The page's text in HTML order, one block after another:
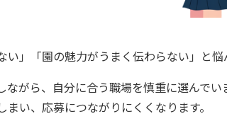
」「園の魅力がうまく伝わらない」と悩
がら、自分に合う職場を慎重に選んでい
い、応募につながりにくくなります。